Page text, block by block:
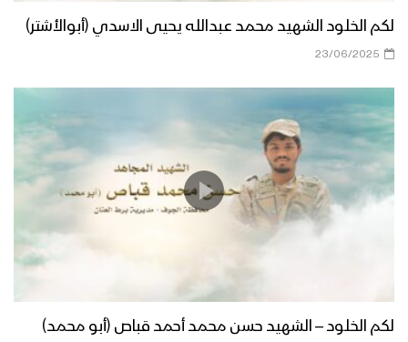
لكم الخلود الشهيد محمد عبدالله يحيى الاسدي (أبوالأشتر)
23/06/2025
لكم الخلود – الشهيد حسن محمد أحمد قباص (أبو محمد)